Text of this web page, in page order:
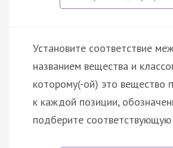
Установите соответствие
названием вещества и
которому(-ой) это вещество
к каждой позиции,
подберите